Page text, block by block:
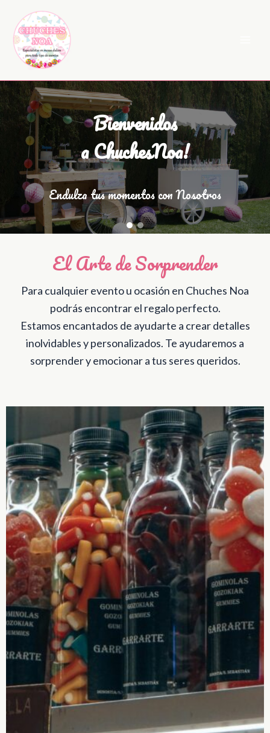
contenido
Bienvenidos
a ChuchesNoa!
Endulza tus momentos con Nosotros
El Arte de Sorprender
Para cualquier evento u ocasión en Chuches Noa
podrás encontrar el regalo perfecto.
Estamos encantados de ayudarte a crear detalles
inolvidables y personalizados. Te ayudaremos a
sorprender y emocionar a tus seres queridos.